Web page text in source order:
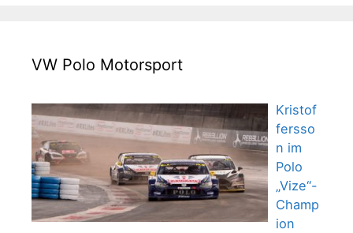
VW Polo Motorsport
Kristof
fersso
n im
Polo
„Vize“-
Champ
ion